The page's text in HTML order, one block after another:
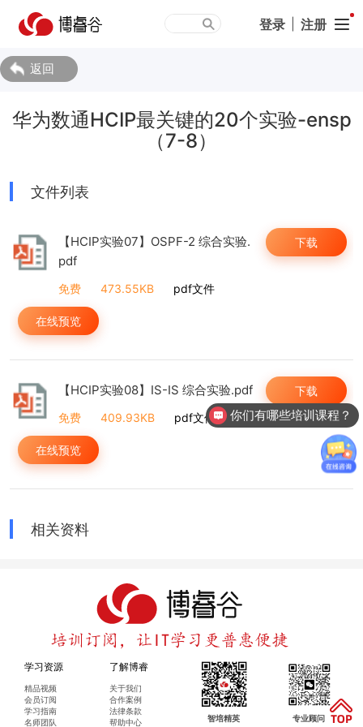
登录 注册
返回
华为数通HCIP最关键的20个实验-ensp
（7-8）
文件列表
【HCIP实验07】OSPF-2 综合实验.
pdf
免费 473.55KB pdf文件
下载
在线预览
【HCIP实验08】IS-IS 综合实验.pdf
免费 409.93KB pdf文件
下载
在线预览
相关资料
学习资源
精品视频
会员订阅
学习指南
名师团队
了解博睿
关于我们
合作案例
法律条款
帮助中心
智培精英 专业顾问
你们有哪些培训课程？